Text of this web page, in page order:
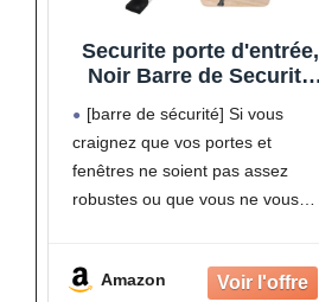
Securite porte d'entrée,
Noir Barre de Securite
Porte Coulissante,
Poignee Porte Entree,
Bloque Poignee de
Porte, Barre de Sécurité
[barre de sécurité] Si vous
craignez que vos portes et
fenêtres ne soient pas assez
robustes ou que vous ne vous
sécurité Gate Jammer
Amazon